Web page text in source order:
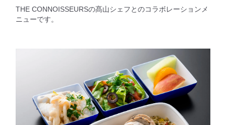
THE CONNOISSEURSの髙山シェフとのコラボレーションメ
ニューです。